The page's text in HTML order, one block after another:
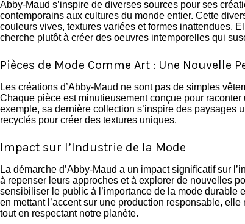
Abby-Maud s’inspire de diverses sources pour ses
contemporains aux cultures du monde entier. Cette
couleurs vives, textures variées et formes inattendues.
cherche plutôt à créer des oeuvres intemporelles qui
Pièces de Mode Comme Art : Une Nouvelle
Les créations d’Abby-Maud ne sont pas de simples
Chaque pièce est minutieusement conçue pour
exemple, sa dernière collection s’inspire des paysages
recyclés pour créer des textures uniques.
Impact sur l’Industrie de la Mode
La démarche d’Abby-Maud a un impact significatif sur
à repenser leurs approches et à explorer de nouvelles
sensibiliser le public à l’importance de la mode durable
en mettant l’accent sur une production responsable,
tout en respectant notre planète.